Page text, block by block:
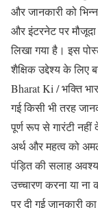
और जानकारी को
और इंटरनेट पर
लिखा गया है। इस
शैक्षिक उद्देश्य के लिए
Bharat Ki / भक्ति
गई किसी भी तरह
पूर्ण रूप से गारंटी नहीं
अर्थ और महत्व को
पंड़ित की सलाह
उच्चारण करना या
पर दी गई जानकारी